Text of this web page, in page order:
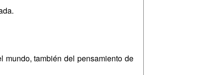
también del pensamiento de